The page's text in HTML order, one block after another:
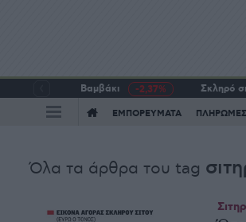
Βαμβάκι -2,37% Σκληρό
ΕΜΠΟΡΕΥΜΑΤΑ ΠΛΗΡΩΜΕΣ
Όλα τα άρθρα του tag